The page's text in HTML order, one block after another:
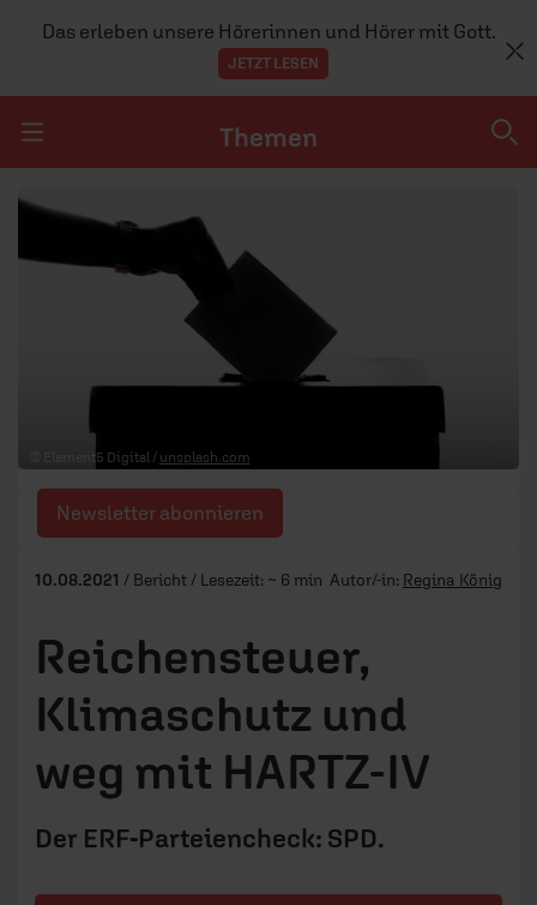
Das erleben unsere Hörerinnen und Hörer mit Gott.
JETZT LESEN
Themen
Themen
MENSCHEN
GESELLSCHAFT
TEAM
© Element5 Digital / unsplash.com
Newsletter abonnieren
10.08.2021 / Bericht / Lesezeit: ~ 6 min Autor/-in: Regina König
Reichensteuer,
Klimaschutz und
weg mit HARTZ-IV
Der ERF-Parteiencheck: SPD.